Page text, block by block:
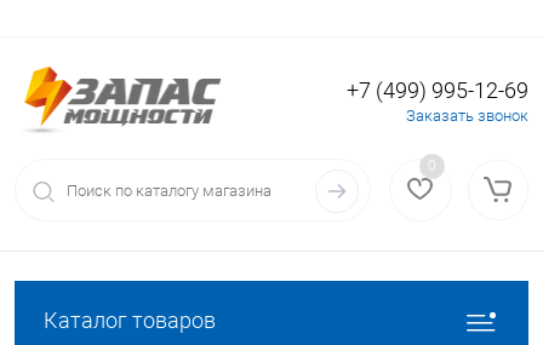
Вход Регистрация
+7 (499) 995-12-69
Заказать звонок
0
Каталог товаров